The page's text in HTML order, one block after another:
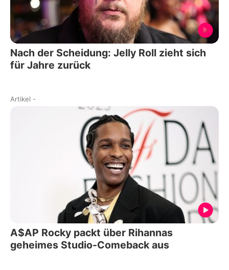
Nach der Scheidung: Jelly Roll zieht sich
für Jahre zurück
Artikel -
A$AP Rocky packt über Rihannas
geheimes Studio-Comeback aus